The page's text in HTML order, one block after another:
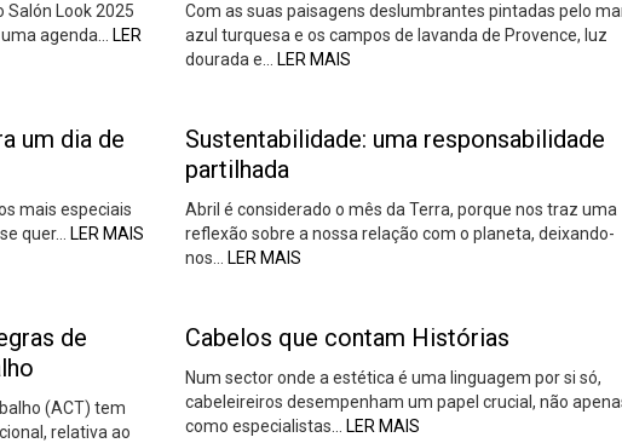
Salón Look 2025
agenda…
LER
Com as suas paisagens deslumbrantes pintadas pelo
azul turquesa e os campos de lavanda de Provence, luz
dourada e…
LER MAIS
um dia de
mais especiais
quer…
LER MAIS
Sustentabilidade: uma responsabilidade
partilhada
Abril é considerado o mês da Terra, porque nos traz uma
reflexão sobre a nossa relação com o planeta, deixando-
nos…
LER MAIS
de
(ACT) tem
relativa ao
Cabelos que contam Histórias
Num sector onde a estética é uma linguagem por si só,
cabeleireiros desempenham um papel crucial, não
como especialistas…
LER MAIS